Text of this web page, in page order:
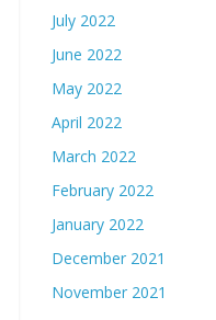
July 2022
June 2022
May 2022
April 2022
March 2022
February 2022
January 2022
December 2021
November 2021